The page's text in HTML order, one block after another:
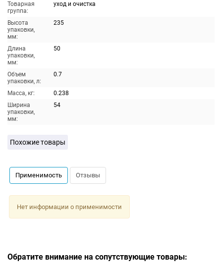
Товарная
группа:
уход и очистка
Высота
упаковки,
мм:
235
Длина
упаковки,
мм:
50
Объем
упаковки, л:
0.7
Масса, кг:
0.238
Ширина
упаковки,
мм:
54
Похожие товары
Применимость Отзывы
Нет информации о применимости
Обратите внимание на сопутствующие товары: